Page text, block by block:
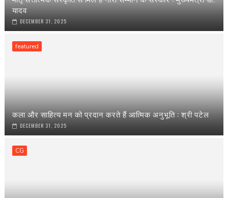
यादव
DECEMBER 31, 2025
featured
कला और साहित्य मन को प्रदान करते हैं आत्मिक अनुभूति : श्री पटेल
DECEMBER 31, 2025
CG